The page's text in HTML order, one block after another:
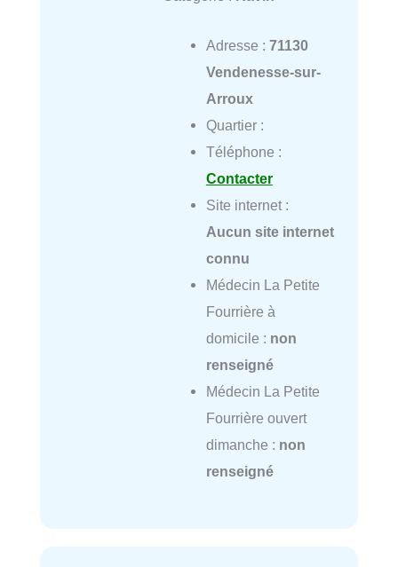
Adresse : 71130
Vendenesse-sur-
Arroux
Quartier :
Téléphone :
Contacter
Site internet :
Aucun site internet
connu
Médecin La Petite
Fourrière à
domicile : non
renseigné
Médecin La Petite
Fourrière ouvert
dimanche : non
renseigné